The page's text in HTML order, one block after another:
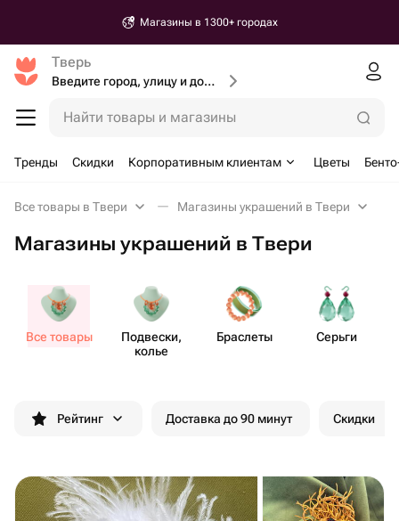
Магазины в 1300+ городах
Тверь
Введите город, улицу и дом доставки
Найти товары и магазины
Тренды Скидки Корпоративным клиентам Цветы
Все товары в Твери Магазины украшений в Твери
Магазины украшений в Твери
Все товары
Подвески,
колье
Браслеты Серьги
Рейтинг Доставка до 90 минут Скидки